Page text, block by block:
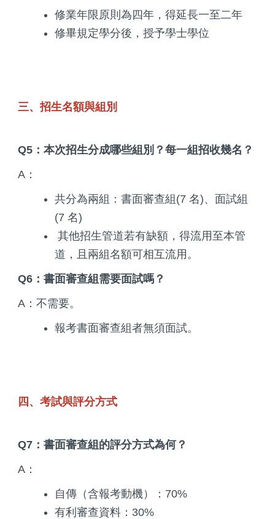
修業年限原則為四年，得延長一至二年
修畢規定學分後，授予學士學位
三、招生名額與組別
Q5：本次招生分成哪些組別？每一組招收幾名？
A：
共分為兩組：書面審查組(7 名)、面試組
(7 名)
其他招生管道若有缺額，得流用至本管
道，且兩組名額可相互流用。
Q6：書面審查組需要面試嗎？
A：不需要。
報考書面審查組者無須面試。
四、考試與評分方式
Q7：書面審查組的評分方式為何？
A：
自傳（含報考動機）：70%
有利審查資料：30%